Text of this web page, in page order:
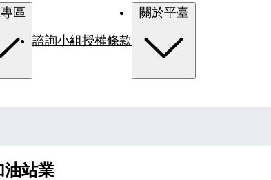
諮詢小組授權條款
油站業